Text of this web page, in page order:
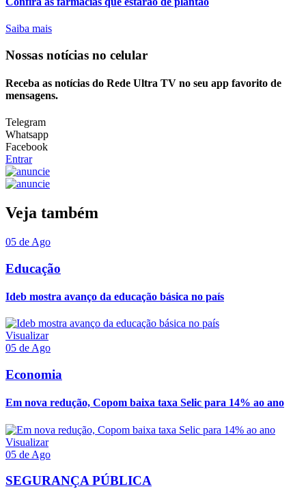
Saiba mais
Nossas notícias no celular
Receba as notícias do Rede Ultra TV no seu app favorito de
mensagens.
Telegram
Whatsapp
Facebook
Entrar
Veja também
05 de Ago
Educação
Ideb mostra avanço da educação básica no país
Visualizar
05 de Ago
Economia
Em nova redução, Copom baixa taxa Selic para 14% ao ano
Visualizar
05 de Ago
SEGURANÇA PÚBLICA